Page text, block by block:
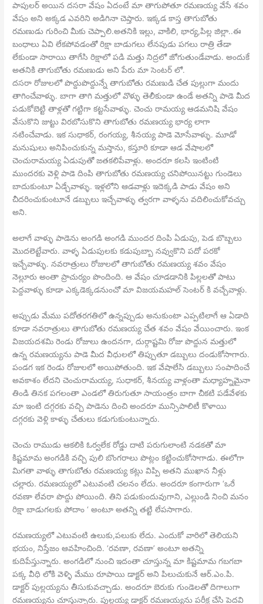
పాపులర్ అయిన దసరా వేషం ఏదంటే మా తాగుపోతూ రమణయ్య వేసే శవం
వేషం అని అక్కడ ఎవరిని అడిగినా చెప్తారు. ఇక్కడ కాస్త తాగుబోతు
రమణుడు గురించి మీకు చెప్పాలి.అతనికి ఇల్లు, వాకిలి, భార్య,పిల్ల జిల్లా..ఈ
బంధాలు ఏవి లేకపోవడంతో రిక్షా బాడుగలు లేనపుడు పగలు రాత్రి తేడా
లేకుండా సారాయి తాగేసి రిక్షాలో పడి మత్తు నిద్రలో జోగుతుండేవాడు. అందుకే
అతనికి తాగుబోతు రమణుడు అని పేరు మా సెంటర్ లో.
దసరా రోజులలో పొద్దుపొద్దున్నే తాగుబోతు రమణుడి చేత పుల్లుగా మందు
తాగించేవాళ్ళు. బాగా తాగి మత్తులో వొళ్ళు తెలీకుండా ఉండే అతన్ని పాడె మీద
పడుకోబెట్టి తాళ్లతో గట్టిగా కట్టసేవాళ్ళు. చెంచు రామయ్య ఆడమనిషి వేషం
వేసుకొని జుట్టు విరబోసుకొని తాగుబోతు రమణయ్య భార్య లాగా
నటించేవాడు. ఇక సుధాకర్, రంగయ్య, శీనయ్య పాడె మోసేవాళ్ళు. మూడో
మనుషులు అనిపించుకున్న మస్తాను, కస్తూరి కూడా ఆడ వేషాలలో
చెంచురామయ్య ఏడుపుతో జతకలిపేవాళ్లు. అందరూ కలసి ఇంటింటి
ముందరకు వెళ్లి పాడె దింపి తాగుబోతు రమణయ్య చనిపోయినట్టు గుండెలు
బాదుకుంటూ ఏడ్చేవాళ్ళు. ఇళ్లలోని ఆడవాళ్లు ఇదెక్కడి పాడు వేషం అని
చీదరించుకుంటూనే డబ్బులు ఇచ్చేవాళ్ళు త్వరగా వాళ్ళను వదిలించుకోవచ్చు
అని.
అలాగే వాళ్ళు పాడెను అంగడి అంగడి ముందర దింపి ఏడుపు, పెడ బొబ్బలు
మొదలెట్టేవారు. వాళ్ళ ఏడుపులకు కడుపుబ్బా నవ్వుకొని పదో పరకో
ఇచ్చేవాళ్ళు. నవరాత్రులు రోజులలో తాగుబోతు రమణయ్య శవం వేషం
నెల్లూరు అంతా ప్రాచుర్యం పొందింది. ఆ వేషం చూడడానికి పిల్లలతో పాటు
పెద్దవాళ్ళు కూడా ఎక్కడెక్కడనుంచో మా విజయమహల్ సెంటర్ కి వచ్చేవాళ్లు.
అప్పుడు మేము పదోతరగతిలో ఉన్నప్పుడు అనుకుంటా ఎప్పటిలాగే ఆ ఏడాది
కూడా నవరాత్రులు తాగుబోతు రమణయ్య చేత శవం వేషం వేయించారు. ఇంక
విజయదశమి రెండు రోజులు ఉందనగా, దుర్గాష్టమి రోజు పొద్దున మత్తులో
ఉన్న రమణయ్యను పాడె మీద వీధులలో తిప్పుతూ డబ్బులు దండుకోసాగారు.
పండగ ఇక రెండు రోజులలో అయిపోతుంది. ఇక వేషాలేసి డబ్బులు సంపాదించే
అవకాశం లేదని చెంచురామయ్య, సుధాకర్, శీనయ్య వాళ్లంతా మధ్యాహ్నమైనా
తిండి తినక పగలంతా ఎండలో తిరుగుతూ సాయంత్రం బాగా చీకటి పడేవేళకు
మా ఇంటి దగ్గరకు వచ్చి పాడెను దించి అందరూ మున్సిపాలిటీ కొళాయి
దగ్గరకు వెళ్లి కాళ్ళు చేతులు కడుగుకుంటున్నారు.
చెంచు రాముడు ఆకలికి ఓర్వలేక రోడ్డు దాటి పరుగులాంటి నడకతో మా
కిష్టమామ అంగడికి వచ్చి పులి బొంగరాలు పొట్లం కట్టించుకోసాగాడు. ఈలోగా
మిగతా వాళ్ళు తాగుబోతు రమణయ్య కట్లు విప్పి అతని ముఖాన నీళ్లు
చల్లారు. రమణయ్యలో ఎటువంటి చలనం లేదు. అందరూ కంగారుగా ‘ఒరే
రవణా లేవరా పొద్దు పోయింది. తిని పడుకుందువుగాని, ఎల్లుండి నించి మనం
రిక్షా బాడుగలకు పోదాం ‘ అంటూ అతన్ని తట్టి లేపసాగారు.
రమణయ్యలో ఎటువంటి ఉలుకు,పలుకు లేదు. ఎందుకో వారిలో తెలియని
భయం, నిస్తేజం ఆవహించింది. ‘రవణా, రవణా’ అంటూ అతన్ని
కుదిపేస్తున్నారు. అంగడిలో నుంచి ఇదంతా చూస్తున్న మా కిష్టమామ గబగబా
పక్క వీధి లోకి వెళ్ళి మేము రూపాయి డాక్టర్ అని పిలుచుకునే ఆర్.ఎం.పి.
డాక్టర్ పుల్లయ్యను తీసుకువచ్చాడు. అందరూ బెరుకు గుండెలతో దిగాలుగా
రమణయ్యను చూస్తున్నారు. పుల్లయ్య డాక్టర్ రమణయ్యను పరీక్ష చేసి పెదవి